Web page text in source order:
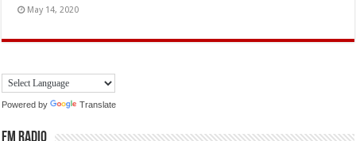
May 14, 2020
Powered by Translate